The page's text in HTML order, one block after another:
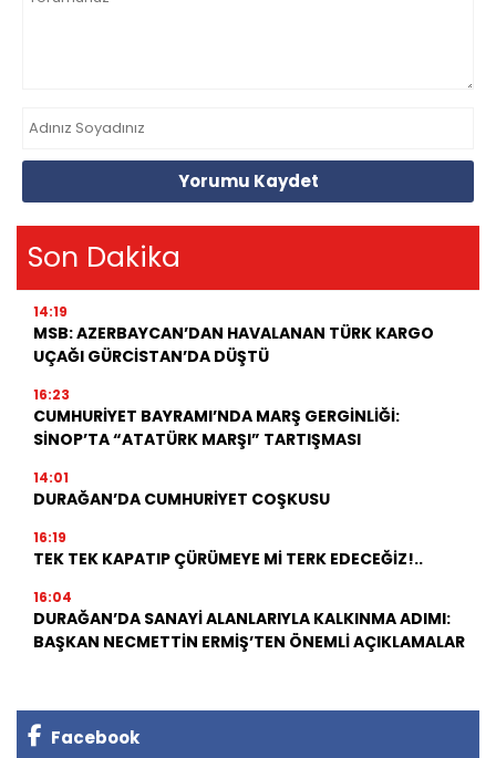
Yorumu Kaydet
Son Dakika
14:19
MSB: AZERBAYCAN’DAN HAVALANAN TÜRK KARGO
UÇAĞI GÜRCİSTAN’DA DÜŞTÜ
16:23
CUMHURİYET BAYRAMI’NDA MARŞ GERGİNLİĞİ:
SİNOP’TA “ATATÜRK MARŞI” TARTIŞMASI
14:01
DURAĞAN’DA CUMHURİYET COŞKUSU
16:19
TEK TEK KAPATIP ÇÜRÜMEYE Mİ TERK EDECEĞİZ!..
16:04
DURAĞAN’DA SANAYİ ALANLARIYLA KALKINMA ADIMI:
BAŞKAN NECMETTİN ERMİŞ’TEN ÖNEMLİ AÇIKLAMALAR
Facebook